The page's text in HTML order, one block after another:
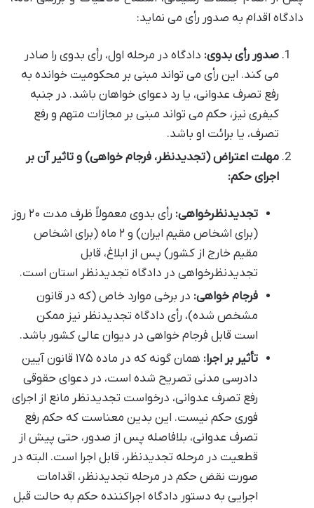
دادگاه اقدام به صدور رأی می نماید:
صدور رأی بدوی: دادگاه در مرحله اول، رأی بدوی را صادر
می کند. این رأی می تواند مبنی بر محکومیت خوانده به
رفع تصرف عدوانی، یا رد دعوای خواهان باشد. در جنبه
کیفری نیز، حکم می تواند مبنی بر مجازات متهم و رفع
تصرف، یا برائت او باشد.
مهلت اعتراض (تجدیدنظر، فرجام خواهی) و تاثیر آن بر
اجرای حکم:
تجدیدنظرخواهی:
رأی بدوی معمولاً ظرف مدت ۲۰ روز
(برای اشخاص مقیم ایران) و ۲ ماه (برای اشخاص
مقیم خارج از کشور) پس از ابلاغ، قابل
تجدیدنظرخواهی در دادگاه تجدیدنظر استان است.
فرجام خواهی: در برخی موارد خاص (که در قانون
مشخص شده)، رأی دادگاه تجدیدنظر نیز ممکن
است قابل فرجام خواهی در دیوان عالی کشور باشد.
تأثیر بر اجرا:
همان گونه که در ماده ۱۷۵ قانون آیین
دادرسی مدنی تصریح شده است، در دعوای حقوقی
رفع تصرف عدوانی، درخواست تجدیدنظر مانع از اجرای
فوری حکم نیست. این بدین معناست که حکم رفع
تصرف عدوانی، بلافاصله پس از صدور، حتی پیش از
قطعیت در مرحله تجدیدنظر، قابل اجرا است. البته در
صورت نقض حکم در مرحله تجدیدنظر، اقدامات
اجرایی به دستور دادگاه اجراکننده حکم به حالت قبل